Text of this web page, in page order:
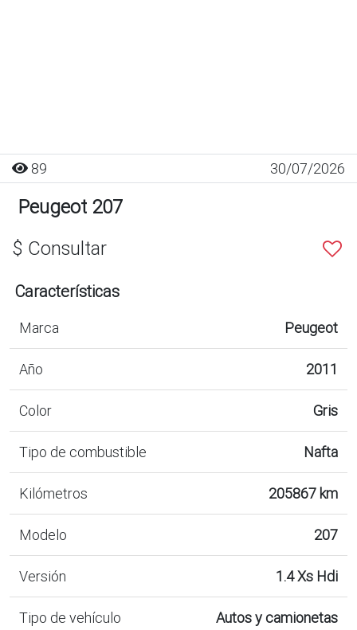
89 30/07/2026
Peugeot 207
$ Consultar
Características
Marca Peugeot
Año 2011
Color Gris
Tipo de combustible Nafta
Kilómetros 205867 km
Modelo 207
Versión 1.4 Xs Hdi
Tipo de vehículo Autos y camionetas